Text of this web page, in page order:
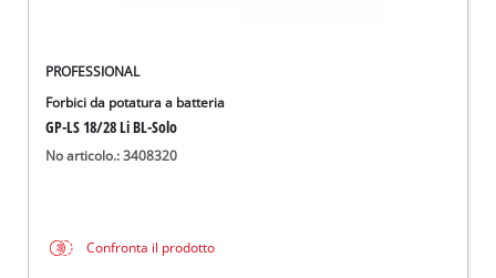
PROFESSIONAL
Forbici da potatura a batteria
GP-LS 18/28 Li BL-Solo
No articolo.: 3408320
Confronta il prodotto